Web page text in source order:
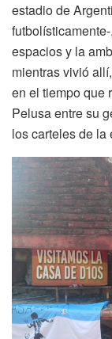
estadio de
espacios y la
mientras vivió
en el tiempo que
Pelusa entre su
los carteles de la